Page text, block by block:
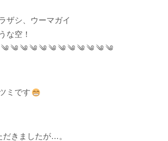
ザシ、ウーマガイ
な空！
༄ ༄ ༄ ༄ ༄ ༄ ༄ ༄ ༄ ༄ ༄
ミです
だきましたが…。